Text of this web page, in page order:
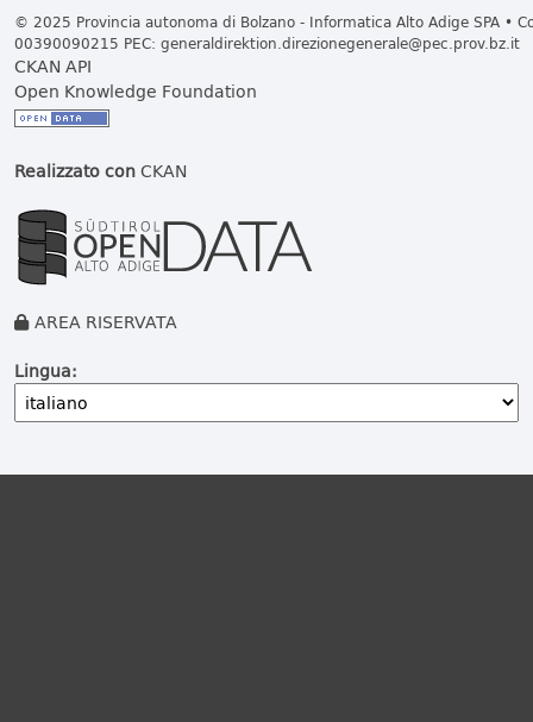
© 2025 Provincia autonoma di Bolzano - Informatica Alto Adige SPA •
00390090215 PEC: generaldirektion.direzionegenerale@pec.prov.bz.it
CKAN API
Open Knowledge Foundation
Realizzato conCKAN
AREA RISERVATA
Lingua